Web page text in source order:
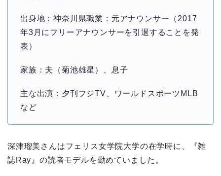
出身地：神奈川県職業：元アナウンサー（2017
年3月にフリーアナウンサーを引退することを発
表）
家族：夫（菊池雄星）、息子
主な出演：夕刊フジTV、ワールドスポーツMLB
など
深津瑠美さんはフェリス女学院大学の在学時に、『雑
誌Ray』の読者モデルを勤めていました。